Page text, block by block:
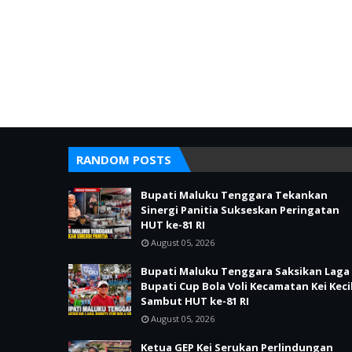
RANDOM POSTS
Bupati Maluku Tenggara Tekankan
Sinergi Panitia Sukseskan Peringatan
HUT ke-81 RI
August 05, 2026
Bupati Maluku Tenggara Saksikan Laga
Bupati Cup Bola Voli Kecamatan Kei
Sambut HUT ke-81 RI
August 05, 2026
Ketua GEP Kei Serukan Perlindungan